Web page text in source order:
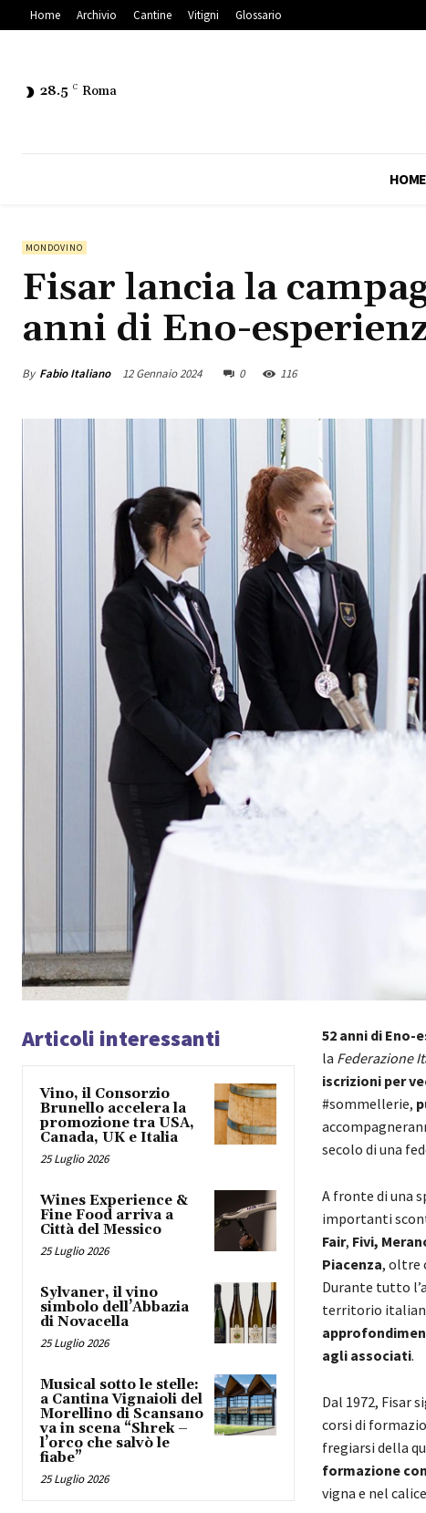
Home Archivio Cantine Vitigni Glossario
28.5 C Roma
HOME
MONDOVINO
Fisar lancia la
anni di Eno-
By Fabio Italiano 12 Gennaio 2024 0 116
Articoli interessanti
Vino, il Consorzio
Brunello accelera la
promozione tra USA,
Canada, UK e Italia
25 Luglio 2026
Wines Experience &
Fine Food arriva a
Città del Messico
25 Luglio 2026
Sylvaner, il vino
simbolo dell’Abbazia
di Novacella
25 Luglio 2026
Musical sotto le stelle:
a Cantina Vignaioli del
Morellino di Scansano
va in scena “Shrek –
l’orco che salvò le
fiabe”
25 Luglio 2026
52 anni di Eno-
la Federazione
iscrizioni per
#sommellerie,
secolo di una
A fronte di una
importanti
Fair, Fivi,
Piacenza, oltre
Durante tutto
territorio
agli associati.
Dal 1972, Fisar
corsi di
fregiarsi della
formazione
vigna e nel